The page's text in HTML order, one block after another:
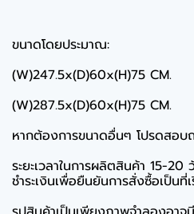
ขนาดโดยประมาณ:
(W)247.5x(D)60x(H)75 CM.
(W)287.5x(D)60x(H)75 CM.
หากต้องการขนาดอื่นๆ โปรดสอบ
ระยะเวลาในการผลิตสินค้า 15-
ชำระเงินเพื่อยืนยันการสั่งซื้อเป็นที่